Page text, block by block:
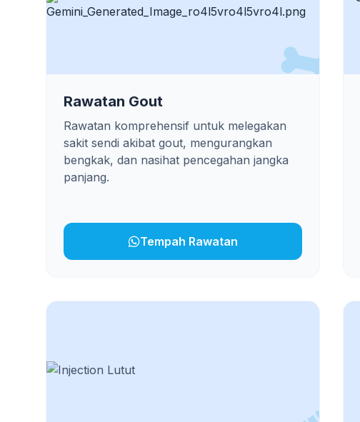
Rawatan Gout
Rawatan komprehensif untuk melegakan
sakit sendi akibat gout, mengurangkan
bengkak, dan nasihat pencegahan jangka
panjang.
Tempah Rawatan